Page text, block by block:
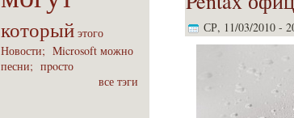
который этого
Новости; Microsoft можно
песни; пpoсто
все тэги
СР, 11/03/2010 -